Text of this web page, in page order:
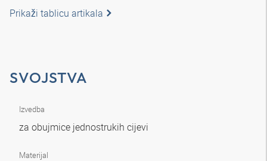
Prikaži tablicu artikala
SVOJSTVA
Izvedba
za obujmice jednostrukih cijevi
Materijal